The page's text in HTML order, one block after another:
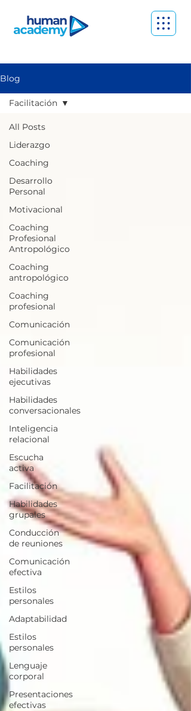
Blog
All Posts
Liderazgo
Coaching
Desarrollo
Personal
Motivacional
Coaching
Profesional
Antropológico
Coaching
antropológico
Coaching
profesional
Comunicación
Comunicación
profesional
Habilidades
ejecutivas
Habilidades
conversacionales
Inteligencia
relacional
Escucha
activa
Facilitación
Habilidades
grupales
Conducción
de reuniones
Comunicación
efectiva
Estilos
personales
Adaptabilidad
Estilos
personales
Lenguaje
corporal
Presentaciones
efectivas
Facilitación